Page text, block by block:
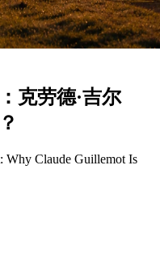
： 克劳德·吉尔
？
Why Claude Guillemot Is